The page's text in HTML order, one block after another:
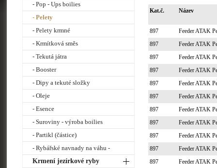
- Pop - Ups boilies
- Pelety
- Pelety krmné
- Krmítková směs
- Tekutá játra
- Booster
- Dipy a tekuté složky
- Oleje
- Esence
- Suroviny - výroba boilies
- Partikl (částice)
- Rybářské navnady na váhu -
Krmení jezírkové ryby
Kat.č. Název
897
Feeder ATAK
897
Feeder ATAK
897
Feeder ATAK
897
Feeder ATAK
897
Feeder ATAK
897
Feeder ATAK
897
Feeder ATAK
897
Feeder ATAK
897
Feeder ATAK
897
Feeder ATAK
897
Feeder ATAK